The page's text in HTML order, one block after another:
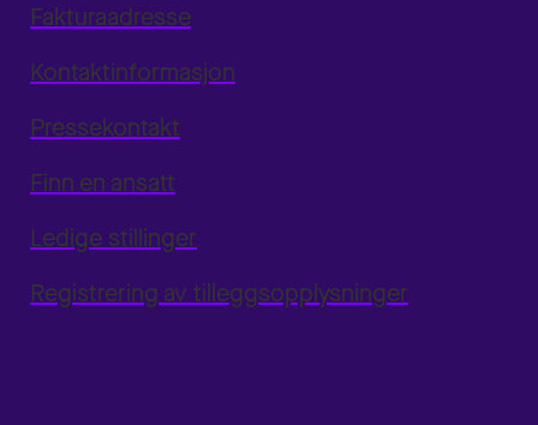
Fakturaadresse
Kontaktinformasjon
Pressekontakt
Finn en ansatt
Ledige stillinger
Registrering av tilleggsopplysninger